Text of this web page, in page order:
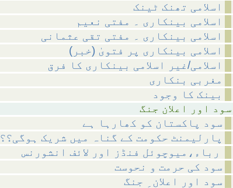
اسلامی تھنک ٹینک
اسلامی بینکاری ۔ مفتی نعیم
اسلامی بینکاری ۔ مفتی تقی عثمانی
(اسلامی بینکاری پر فتویٰ (خبر
اسلامی/غیر اسلامی بینکاری کا فرق
مغربی بنکاری
بینک کا وجود
سود پاکستان کو کھارہا ہے
پارلیمنٹ حکومت کے گناہ میں شریک ہوگی؟؟
سود کی حرمت و نحوست
سود اور اعلان ِ جنگ